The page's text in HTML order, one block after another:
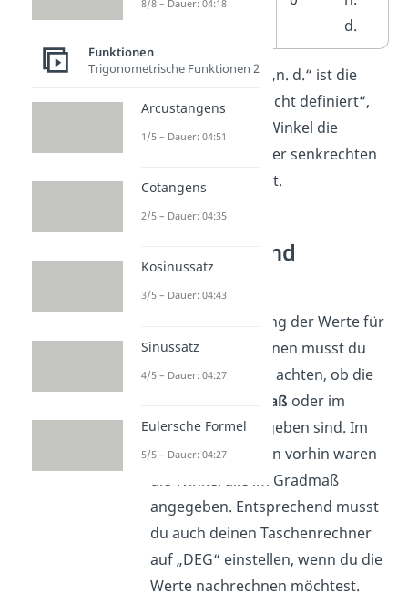
d.
Die Bezeichnung „n. d.“ ist die
Abkürzung für „nicht definiert“,
da sich für diese Winkel die
Tangenskurve einer senkrechten
Asymptote
nähert.
Gradmaß und
Bogenmaß
Bei der Berechnung der Werte für
die Winkelfunktionen musst du
unbedingt darauf achten, ob die
Gradmaß oder im
Bogenmaßangegeben sind. Im
Fall der Tabelle von vorhin waren
die Winkel alle im Gradmaß
angegeben. Entsprechend musst
du auch deinen Taschenrechner
auf „DEG“ einstellen, wenn du die
Werte nachrechnen möchtest.
8/8 – Dauer: 04:18
Funktionen
Trigonometrische Funktionen 2
Arcustangens
1/5 – Dauer: 04:51
Cotangens
2/5 – Dauer: 04:35
Kosinussatz
3/5 – Dauer: 04:43
Sinussatz
4/5 – Dauer: 04:27
Eulersche Formel
5/5 – Dauer: 04:27